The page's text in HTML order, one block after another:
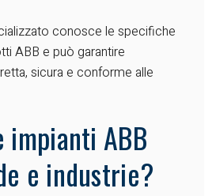
conosce le specifiche
ABB e può garantire
sicura e conforme alle
impianti ABB
e industrie?